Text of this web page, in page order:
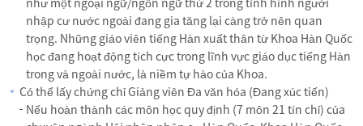
nhập cư nước ngoài đang gia tăng lại càng trở nên quan
trọng. Những giáo viên tiếng Hàn xuất thân từ Khoa Hàn Quốc
học đang hoạt động tích cực trong lĩnh vực giáo dục tiếng Hàn
trong và ngoài nước, là niềm tự hào của Khoa.
Có thể lấy chứng chỉ Giảng viên Đa văn hóa (Đang xúc tiến)
Nếu hoàn thành các môn học quy định (7 môn 21 tín chỉ) của